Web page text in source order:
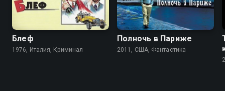
Блеф
1976, Италия, Криминал
Полночь в Париже
2011, США, Фантастика